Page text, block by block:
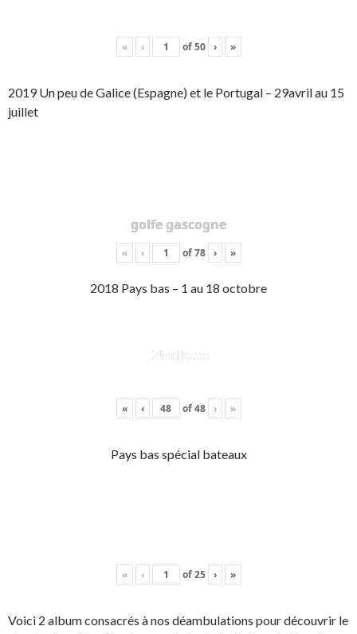
« ‹ of50 › »
2019 Un peu de Galice (Espagne) et le Portugal – 29avril au 15
juillet
golfe gascogne
« ‹ of78 › »
2018 Pays bas – 1 au 18 octobre
Zierikzee
« ‹ of48 › »
Pays bas spécial bateaux
« ‹ of25 › »
Voici 2 album consacrés à nos déambulations pour découvrir le